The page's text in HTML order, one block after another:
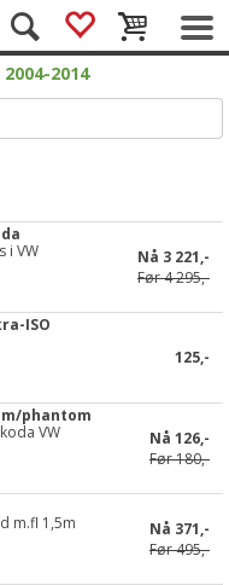
2004-2014
i VW
Nå 3 221,-
Før4 295,-
ISO
125,-
m/phantom
VW
Nå 126,-
Før180,-
m.fl 1,5m
Nå 371,-
Før495,-